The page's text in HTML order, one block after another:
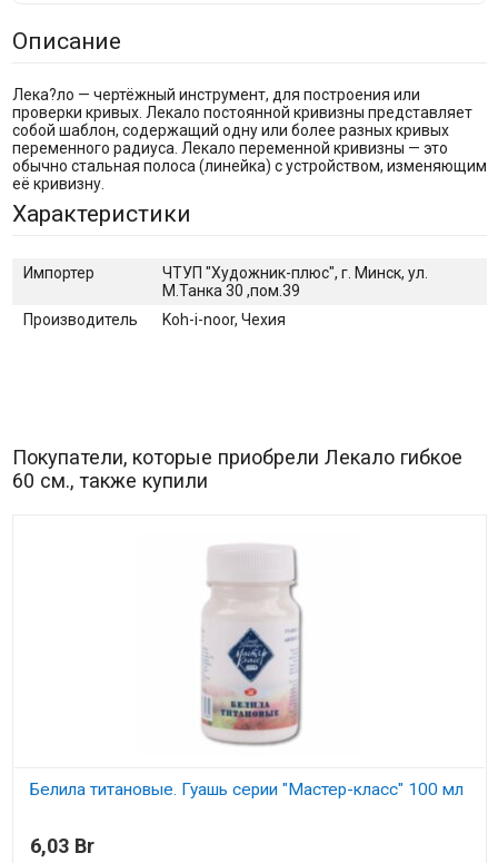
Описание
Лека?ло — чертёжный инструмент, для построения или
проверки кривых. Лекало постоянной кривизны представляет
собой шаблон, содержащий одну или более разных кривых
переменного радиуса. Лекало переменной кривизны — это
обычно стальная полоса (линейка) с устройством, изменяющим
её кривизну.
Характеристики
Импортер
ЧТУП "Художник-плюс", г. Минск, ул.
М.Танка 30 ,пом.39
Производитель
Koh-i-noor, Чехия
Покупатели, которые приобрели Лекало гибкое
60 см., также купили
Белила титановые. Гуашь серии "Мастер-класс" 100 мл
6,03 Br